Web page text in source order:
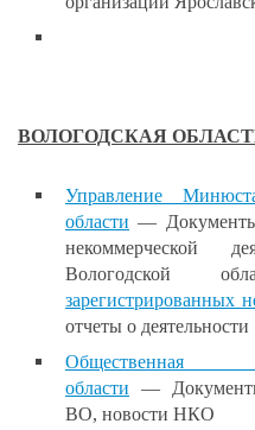
ВОЛОГОДСКАЯ
Управление
области —
некоммерческой
Вологодской
зарегистрированных
отчеты о деятельности
области —
ВО, новости НКО